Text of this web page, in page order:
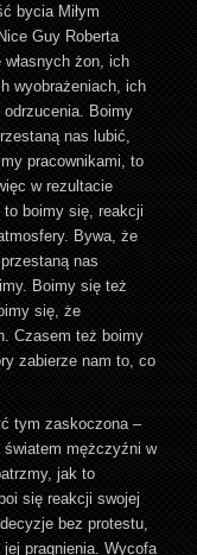
bycia Miłym
Guy Roberta
żon, ich
wyobrażeniach, ich
Boimy
nas lubić,
pracownikami, to
w rezultacie
boimy się, reakcji
Bywa, że
nas
Boimy się też
się, że
Czasem też boimy
zabierze nam to, co
tym zaskoczona –
światem mężczyźni w
jak to
się reakcji swojej
bez protestu,
jej pragnienia. Wycofa